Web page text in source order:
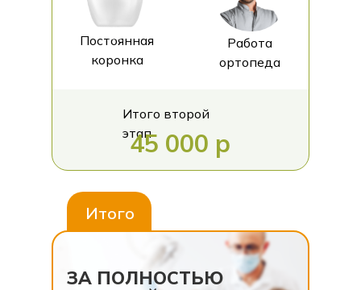
Работа
ортопеда
Постоянная
коронка
Итого второй
этап
45 000 р
Итого
ЗА ПОЛНОСТЬЮ